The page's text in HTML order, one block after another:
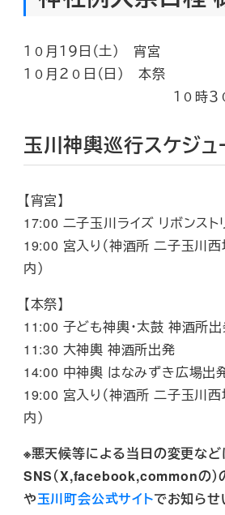
１０月１９日（土） 宵宮
１０月２０日（日） 本祭
１０時３０分
玉川神輿巡行スケジュ
【宵宮】
17:00 二子玉川ライズ リボンスト
19:00 宮入り（神酒所 二子玉川
内）
【本祭】
11:00 子ども神輿・太鼓 神酒所
11:30 大神輿 神酒所出発
14:00 中神輿 はなみずき広場出
19:00 宮入り（神酒所 二子玉川
内）
※悪天候等による当日の変更など
SNS（X,facebook,commonの）
や玉川町会公式サイトでお知らせ